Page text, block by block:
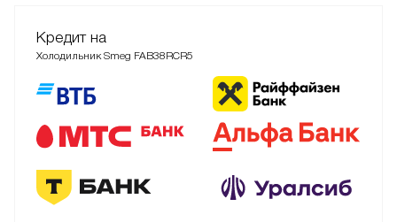
Кредит на
Холодильник Smeg FAB38RCR5